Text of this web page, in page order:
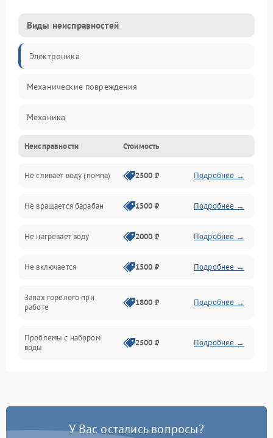
Виды неисправностей
Электроника
Механические повреждения
Механика
Электропитание
Водоснабжение
Слив
Программное обеспечение
Неисправности Стоимость
Не сливает воду (помпа) 2500 ₽ Подробнее →
Не вращается барабан 1500 ₽ Подробнее →
Не нагревает воду 2000 ₽ Подробнее →
Не включается 1500 ₽ Подробнее →
Запах горелого при
работе
1800 ₽ Подробнее →
Проблемы с набором
воды
2500 ₽ Подробнее →
Замена платы управления 2200 ₽ Подробнее →
У Вас остались вопросы?